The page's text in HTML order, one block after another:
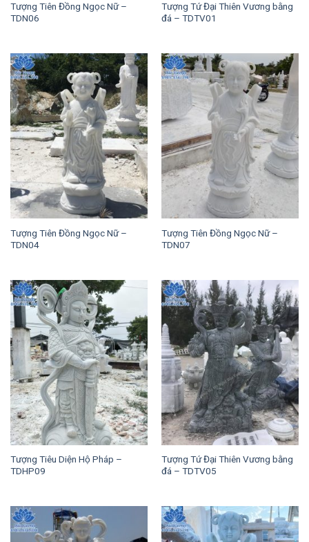
Tượng Tiên Đồng Ngọc Nữ –
TDN06
Tượng Tứ Đại Thiên Vương bằng
đá – TDTV01
Tượng Tiên Đồng Ngọc Nữ –
TDN04
Tượng Tiên Đồng Ngọc Nữ –
TDN07
Tượng Tiêu Diện Hộ Pháp –
TDHP09
Tượng Tứ Đại Thiên Vương bằng
đá – TDTV05